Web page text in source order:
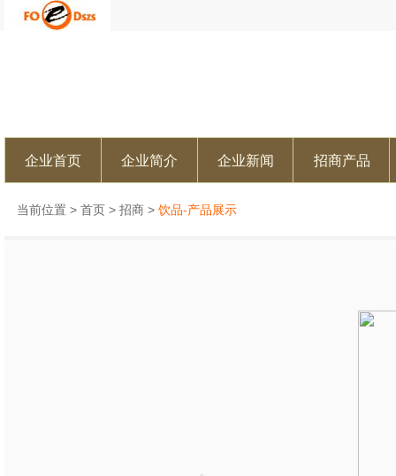
企业首页 企业简介 企业新闻 招商产品
当前位置 > 首页 > 招商 > 饮品-产品展示